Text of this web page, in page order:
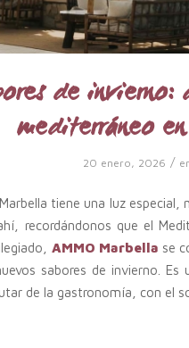
de invierno:
mediterráneo
20 enero, 2026 /
tiene una luz
recordándonos que el
AMMO Marbella se
sabores de invierno. Es
de la gastronomía, con el